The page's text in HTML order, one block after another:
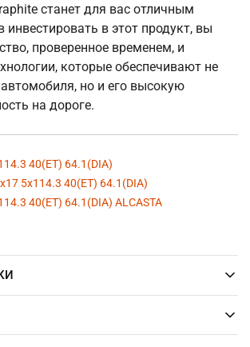
станет для вас отличным
в этот продукт, вы
проверенное временем, и
которые обеспечивают не
но и его высокую
на дороге.
40(ET) 64.1(DIA)
5x114.3 40(ET) 64.1(DIA)
40(ET) 64.1(DIA) ALCASTA